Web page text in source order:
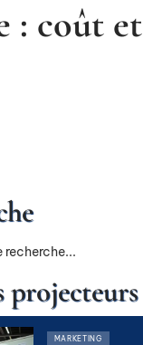
: coût et
projecteurs
MARKETING